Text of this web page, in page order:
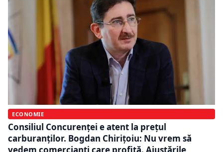
ECONOMIE
Consiliul Concurenței e atent la prețul
carburanților. Bogdan Chirițoiu: Nu vrem să